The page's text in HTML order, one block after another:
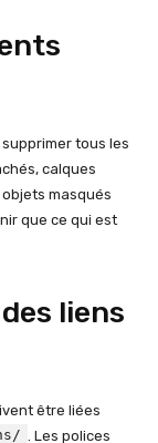
tous les
calques
masqués
que ce qui est
liens
être liées
. Les polices